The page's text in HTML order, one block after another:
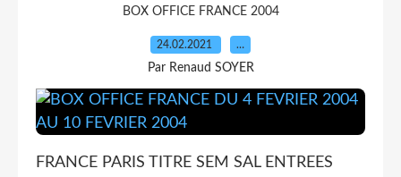
BOX OFFICE FRANCE 2004
24.02.2021 …
Par Renaud SOYER
FRANCE PARIS TITRE SEM SAL ENTREES